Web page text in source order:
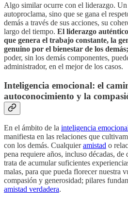
Algo similar ocurre con el liderazgo.
autoproclama, sino que se gana el
demás a través de sus acciones, su
largo del tiempo. El liderazgo
que genera el trabajo constante, la
genuino por el bienestar de los demás;
poder, sin los demás componentes,
administrador, en el mejor de los casos.
Inteligencia emocional: el
autoconocimiento y la
En el ámbito de la inteligencia
manifiesta en las relaciones que
con los demás. Cualquieramistad o
pena requiere años, incluso décadas,
trata de acumular suficientes
malas, para que pueda florecer nuestra
compasión y generosidad; pilares
amistad verdadera.